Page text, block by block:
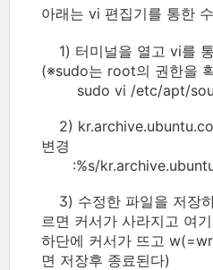
아래는 vi 편집기를 통한
1) 터미널을 열고 vi를
(※sudo는 root의 권한을
sudo vi /etc/apt/
2)
변경
:%s/
3) 수정한 파일을 저장
르면 커서가 사라지고 여
하단에 커서가 뜨고
면 저장후 종료된다)